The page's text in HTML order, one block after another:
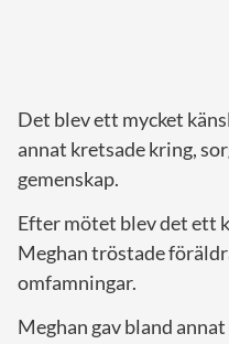
Det blev ett mycket
annat kretsade kring,
gemenskap.
Efter mötet blev det ett
Meghan tröstade
omfamningar.
Meghan gav bland